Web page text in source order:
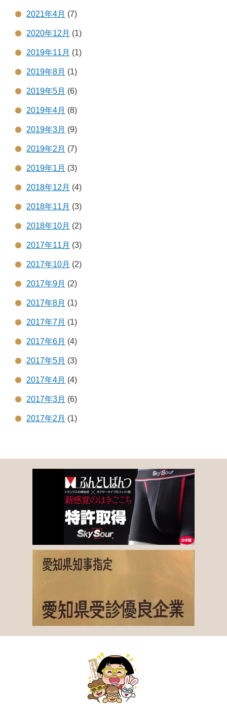
2021年4月 (7)
2020年12月 (1)
2019年11月 (1)
2019年8月 (1)
2019年5月 (6)
2019年4月 (8)
2019年3月 (9)
2019年2月 (7)
2019年1月 (3)
2018年12月 (4)
2018年11月 (3)
2018年10月 (2)
2017年11月 (3)
2017年10月 (2)
2017年9月 (2)
2017年8月 (1)
2017年7月 (1)
2017年6月 (4)
2017年5月 (3)
2017年4月 (4)
2017年3月 (6)
2017年2月 (1)